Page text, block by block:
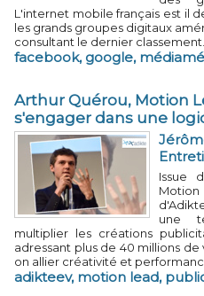
L'internet mobile français est il
les grands groupes digitaux
consultant le dernier classement...
facebook, google,
Arthur Quérou, Motion
s'engager dans une
Issue
une
multiplier les créations
adressant plus de 40 millions
on allier créativité et
adikteev, motion lead,